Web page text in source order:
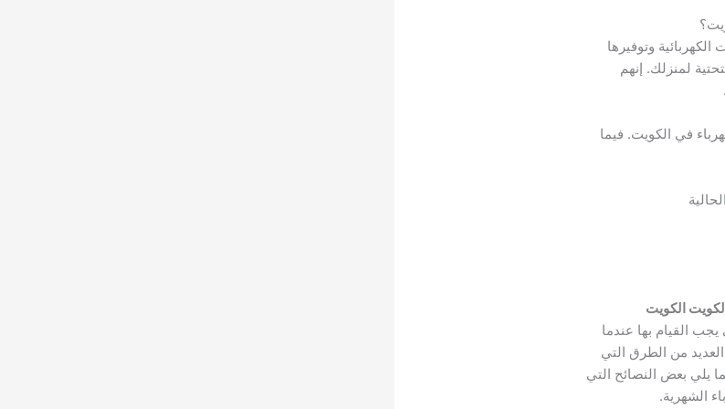
وتوفيرها
لمنزلك. إنهم
في الكويت. فيما
الكويت
يجب القيام بها عندما
العديد من الطرق التي
يلي بعض النصائح التي
الشهرية.